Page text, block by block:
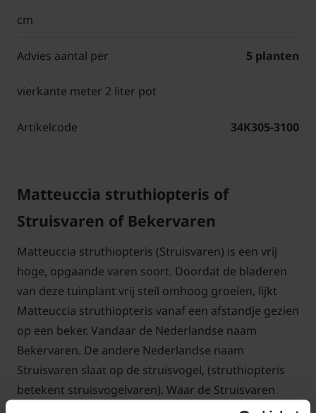
cm
Advies aantal per
vierkante meter 2 liter pot
5 planten
Artikelcode 34K305-3100
Matteuccia struthiopteris of
Struisvaren of Bekervaren
Matteuccia struthiopteris (Struisvaren) is een vrij
hoge, opgaande varen soort. Doordat de bladeren
van deze tuinplant vrij steil omhoog groeien, lijkt
Matteuccia struthiopteris vanaf een afstandje gezien
op een beker. Vandaar de Nederlandse naam
Bekervaren. De andere Nederlandse naam
Struisvaren slaat op de struisvogel, (struthiopteris
betekent struisvogelvaren). Waar de Struisvaren
deze naam aan te danken heeft, is niet geheel